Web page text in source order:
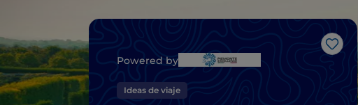
Me
Powered by
Ideas de viaje